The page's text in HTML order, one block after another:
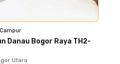
Campur
Danau Bogor Raya TH2-
Utara